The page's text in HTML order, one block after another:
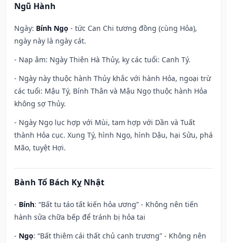
Ngũ Hành
Ngày: Bính Ngọ - tức Can Chi tương đồng (cùng Hỏa),
ngày này là ngày cát.
- Nạp âm: Ngày Thiên Hà Thủy, kỵ các tuổi: Canh Tý.
- Ngày này thuộc hành Thủy khắc với hành Hỏa, ngoại trừ
các tuổi: Mậu Tý, Bính Thân và Mậu Ngọ thuộc hành Hỏa
không sợ Thủy.
- Ngày Ngọ lục hợp với Mùi, tam hợp với Dần và Tuất
thành Hỏa cục. Xung Tý, hình Ngọ, hình Dậu, hại Sửu, phá
Mão, tuyệt Hợi.
Bành Tổ Bách Kỵ Nhật
- Bính: “Bất tu táo tất kiến hỏa ương” - Không nên tiến
hành sửa chữa bếp để tránh bị hỏa tai
- Ngọ: “Bất thiêm cái thất chủ canh trương” - Không nên